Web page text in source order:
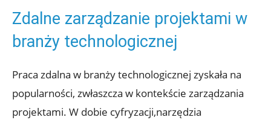
Zdalne zarządzanie projektami ‍w
branży technologicznej
Praca zdalna ⁢w‍ branży ⁢technologicznej zyskała‌ na
popularności,⁢ zwłaszcza w kontekście zarządzania
projektami. W dobie cyfryzacji,narzędzia